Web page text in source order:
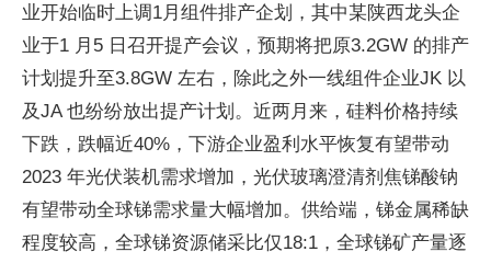
业开始临时上调1月组件排产企划，其中某陕西龙头企
业于1 月5 日召开提产会议，预期将把原3.2GW 的排产
计划提升至3.8GW 左右，除此之外一线组件企业JK 以
及JA 也纷纷放出提产计划。近两月来，硅料价格持续
下跌，跌幅近40%，下游企业盈利水平恢复有望带动
2023 年光伏装机需求增加，光伏玻璃澄清剂焦锑酸钠
有望带动全球锑需求量大幅增加。供给端，锑金属稀缺
程度较高，全球锑资源储采比仅18:1，全球锑矿产量逐